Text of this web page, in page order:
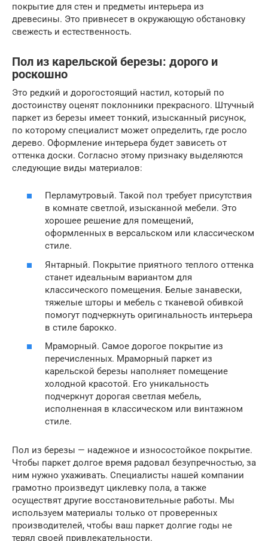
покрытие для стен и предметы интерьера из
древесины. Это привнесет в окружающую обстановку
свежесть и естественность.
Пол из карельской березы: дорого и
роскошно
Это редкий и дорогостоящий настил, который по
достоинству оценят поклонники прекрасного. Штучный
паркет из березы имеет тонкий, изысканный рисунок,
по которому специалист может определить, где росло
дерево. Оформление интерьера будет зависеть от
оттенка доски. Согласно этому признаку выделяются
следующие виды материалов:
Перламутровый. Такой пол требует присутствия
в комнате светлой, изысканной мебели. Это
хорошее решение для помещений,
оформленных в версальском или классическом
стиле.
Янтарный. Покрытие приятного теплого оттенка
станет идеальным вариантом для
классического помещения. Белые занавески,
тяжелые шторы и мебель с тканевой обивкой
помогут подчеркнуть оригинальность интерьера
в стиле барокко.
Мраморный. Самое дорогое покрытие из
перечисленных. Мраморный паркет из
карельской березы наполняет помещение
холодной красотой. Его уникальность
подчеркнут дорогая светлая мебель,
исполненная в классическом или винтажном
стиле.
Пол из березы — надежное и износостойкое покрытие.
Чтобы паркет долгое время радовал безупречностью, за
ним нужно ухаживать. Специалисты нашей компании
грамотно произведут циклевку пола, а также
осуществят другие восстановительные работы. Мы
используем материалы только от проверенных
производителей, чтобы ваш паркет долгие годы не
терял своей привлекательности.